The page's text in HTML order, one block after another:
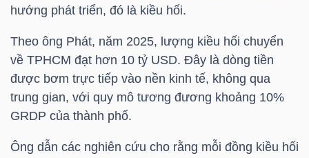
hướng phát triển, đó là kiều hối.
Theo ông Phát, năm 2025, lượng kiều hối chuyển
về TPHCM đạt hơn 10 tỷ USD. Đây là dòng tiền
được bơm trực tiếp vào nền kinh tế, không qua
trung gian, với quy mô tương đương khoảng 10%
GRDP của thành phố.
Ông dẫn các nghiên cứu cho rằng mỗi đồng kiều hối
CHÍNH
HÀNG